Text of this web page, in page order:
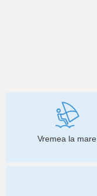
Vremea la mare